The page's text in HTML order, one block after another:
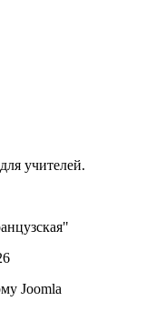
учителей.
Joomla